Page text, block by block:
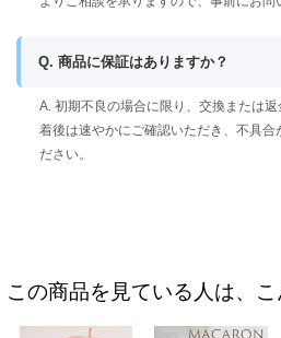
Q. 商品に保証はありますか？
A. 初期不良の場合に限り、交換または
着後は速やかにご確認いただき、不具合
ださい。
この商品を見ている人は、